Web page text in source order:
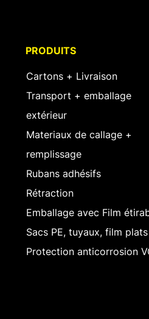
PRODUITS
Cartons + Livraison
Transport + emballage
extérieur
Materiaux de callage +
remplissage
Rubans adhésifs
Rétraction
Emballage avec Film
Sacs PE, tuyaux, film plats
Protection anticorrosion